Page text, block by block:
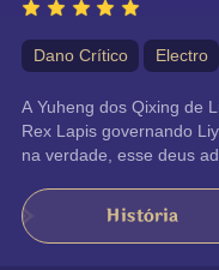
Dano Crítico Electro
A Yuheng dos Qixing de
Rex Lapis governando
na verdade, esse deus
História